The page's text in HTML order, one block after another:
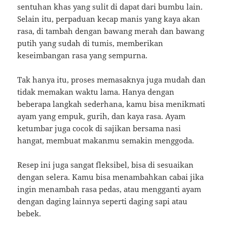
sentuhan khas yang sulit di dapat dari bumbu lain.
Selain itu, perpaduan kecap manis yang kaya akan
rasa, di tambah dengan bawang merah dan bawang
putih yang sudah di tumis, memberikan
keseimbangan rasa yang sempurna.
Tak hanya itu, proses memasaknya juga mudah dan
tidak memakan waktu lama. Hanya dengan
beberapa langkah sederhana, kamu bisa menikmati
ayam yang empuk, gurih, dan kaya rasa. Ayam
ketumbar juga cocok di sajikan bersama nasi
hangat, membuat makanmu semakin menggoda.
Resep ini juga sangat fleksibel, bisa di sesuaikan
dengan selera. Kamu bisa menambahkan cabai jika
ingin menambah rasa pedas, atau mengganti ayam
dengan daging lainnya seperti daging sapi atau
bebek.